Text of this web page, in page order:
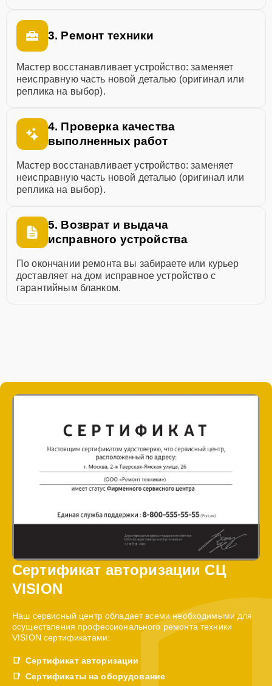
3. Ремонт техники
Мастер восстанавливает устройство: заменяет
неисправную часть новой деталью (оригинал или
реплика на выбор).
4. Проверка качества
выполненных работ
Мастер восстанавливает устройство: заменяет
неисправную часть новой деталью (оригинал или
реплика на выбор).
5. Возврат и выдача
исправного устройства
По окончании ремонта вы забираете или курьер
доставляет на дом исправное устройство с
гарантийным бланком.
Сертификат авторизации СЦ
VISION
Наш сервисный центр обладает всеми необходимыми для
осуществления профессионального ремонта техники
VISION сертификатами:
Сертификат авторизации
Сертификаты на оборудование